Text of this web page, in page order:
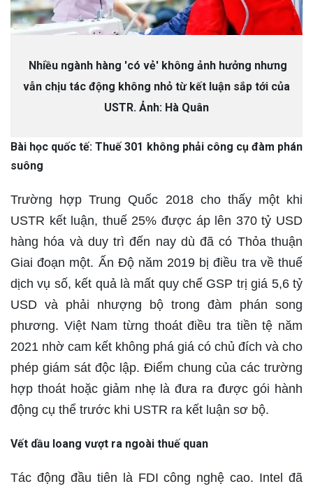
Nhiều ngành hàng 'có vẻ' không ảnh hưởng nhưng
vẫn chịu tác động không nhỏ từ kết luận sắp tới của
USTR. Ảnh: Hà Quân
Bài học quốc tế: Thuế 301 không phải công cụ đàm phán
suông
Trường hợp Trung Quốc 2018 cho thấy một khi
USTR kết luận, thuế 25% được áp lên 370 tỷ USD
hàng hóa và duy trì đến nay dù đã có Thỏa thuận
Giai đoạn một. Ấn Độ năm 2019 bị điều tra về thuế
dịch vụ số, kết quả là mất quy chế GSP trị giá 5,6 tỷ
USD và phải nhượng bộ trong đàm phán song
phương. Việt Nam từng thoát điều tra tiền tệ năm
2021 nhờ cam kết không phá giá có chủ đích và cho
phép giám sát độc lập. Điểm chung của các trường
hợp thoát hoặc giảm nhẹ là đưa ra được gói hành
động cụ thể trước khi USTR ra kết luận sơ bộ.
Vết dầu loang vượt ra ngoài thuế quan
Tác động đầu tiên là FDI công nghệ cao. Intel đã